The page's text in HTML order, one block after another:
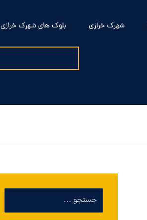
شهرک خرازی بلوک های شهرک خرازی